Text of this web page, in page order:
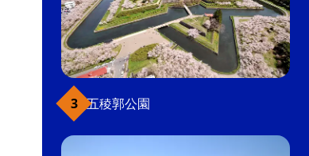
五稜郭公園